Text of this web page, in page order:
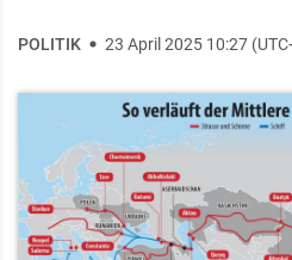
POLITIK 23 April 2025 10:27